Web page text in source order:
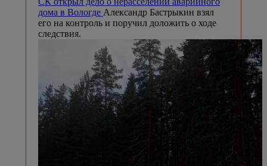
дома в Вологде Александр Бастрыкин взял
его на контроль и поручил доложить о ходе
следствия.